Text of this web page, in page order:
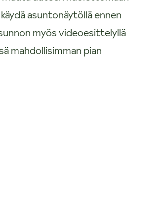
asuntonäytöllä ennen
myös videoesittelyllä
mahdollisimman pian